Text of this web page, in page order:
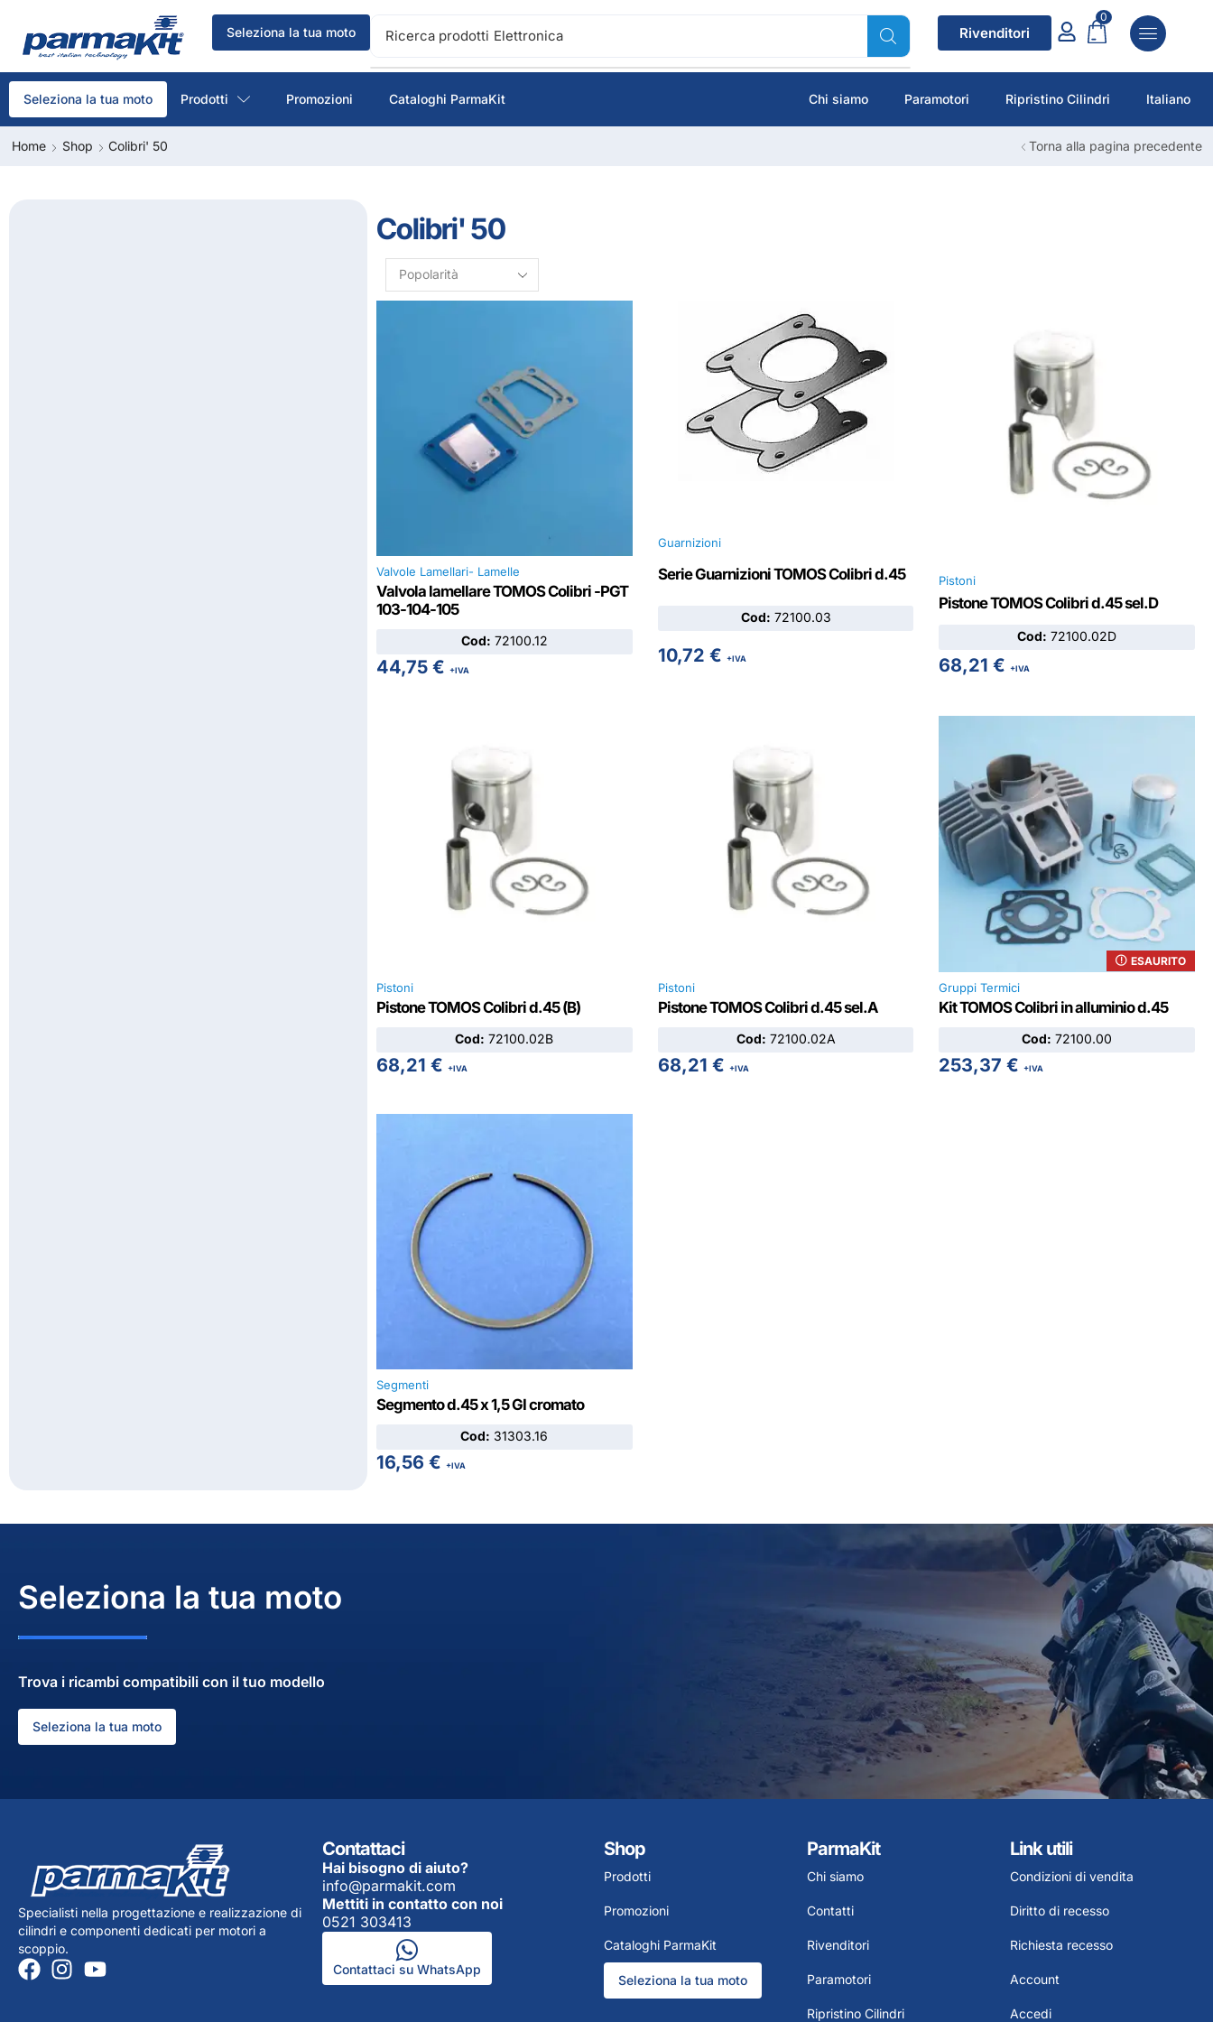
Seleziona la tua moto Ricerca prodotti Accensione Rivenditori
0
Seleziona la tua moto Prodotti Promozioni Cataloghi ParmaKit Chi siamo Paramotori Ripristino Cilindri Italiano
Home Shop Colibri' 50 Torna alla pagina precedente
Colibri' 50
Valvole Lamellari- Lamelle
Valvola lamellare TOMOS Colibri -PGT
103-104-105
Cod: 72100.12
44,75€ +IVA
Guarnizioni
Serie Guarnizioni TOMOS Colibri d.45
Cod: 72100.03
10,72 € +IVA
Pistoni
Pistone TOMOS Colibri d.45 sel.D
Cod: 72100.02D
68,21€ +IVA
Pistoni
Pistone TOMOS Colibri d.45 (B)
Cod: 72100.02B
68,21€ +IVA
Pistoni
Pistone TOMOS Colibri d.45 sel.A
Cod: 72100.02A
68,21 € +IVA
Gruppi Termici
Kit TOMOS Colibri in alluminio d.45
Cod: 72100.00
253,37€ +IVA
ESAURITO
Segmenti
Segmento d.45 x 1,5 GI cromato
Cod: 31303.16
16,56€ +IVA
Seleziona la tua moto
Trova i ricambi compatibili con il tuo modello
Seleziona la tua moto
Specialisti nella progettazione e realizzazione di
cilindri e componenti dedicati per motori a
scoppio.
Contattaci
Hai bisogno di aiuto?
info@parmakit.com
Mettiti in contatto con noi
0521 303413
Contattaci su WhatsApp
Shop
Prodotti
Promozioni
Cataloghi ParmaKit
Seleziona la tua moto
ParmaKit
Chi siamo
Contatti
Rivenditori
Paramotori
Ripristino Cilindri
Link utili
Condizioni di vendita
Diritto di recesso
Richiesta recesso
Account
Accedi